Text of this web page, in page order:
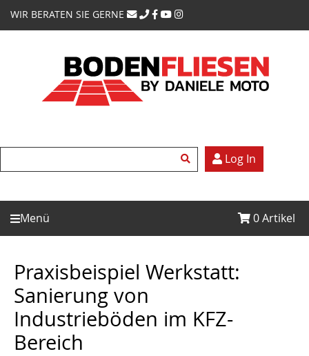
WIR BERATEN SIE GERNE
Log In
Menü 0Artikel
Praxisbeispiel Werkstatt:
Sanierung von
Industrieböden im KFZ-
Bereich